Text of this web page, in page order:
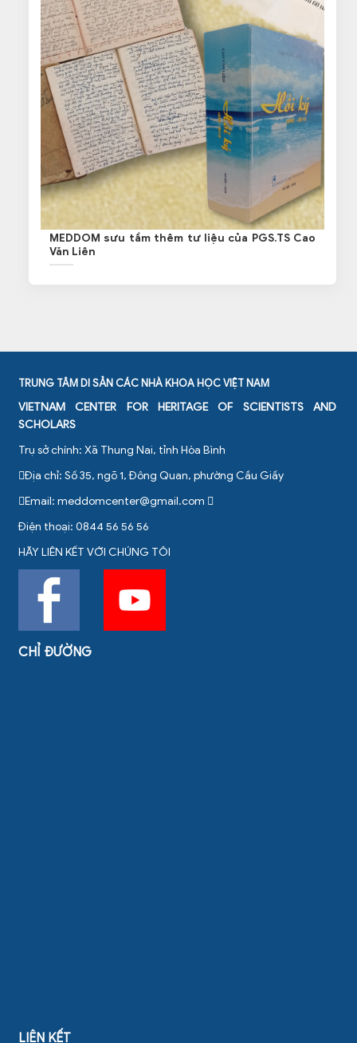
MEDDOM sưu tầm thêm tư liệu của PGS.TS Cao
Văn Liên
TRUNG TÂM DI SẢN CÁC NHÀ KHOA HỌC VIỆT NAM
VIETNAM CENTER FOR HERITAGE OF SCIENTISTS AND
SCHOLARS
Trụ sở chính: Xã Thung Nai, tỉnh Hòa Bình
Địa chỉ: Số 35, ngõ 1, Đông Quan, phường Cầu Giấy
Email: meddomcenter@gmail.com
Điện thoại: 0844 56 56 56
HÃY LIÊN KẾT VỚI CHÚNG TÔI
CHỈ ĐƯỜNG
LIÊN KẾT